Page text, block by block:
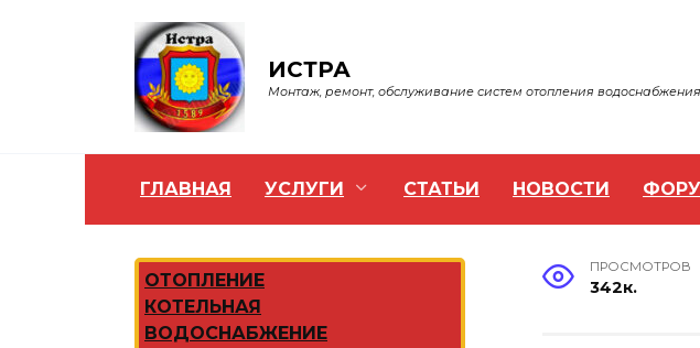
ИСТРА
Монтаж, ремонт, обслуживание систем отопления водоснабжения
ГЛАВНАЯ УСЛУГИ СТАТЬИ НОВОСТИ
ПРОСМОТРОВ
342к.
ОТОПЛЕНИЕ
КОТЕЛЬНАЯ
ВОДОСНАБЖЕНИЕ